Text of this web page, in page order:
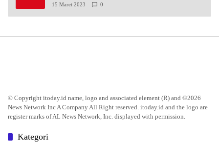
15 Maret 2023 0
© Copyright itoday.id name, logo and associated element (R) and ©2026
News Network Inc A Company All Right reserved. itoday.id and the logo are
register marks of AL News Network, Inc. displayed with permission.
Kategori